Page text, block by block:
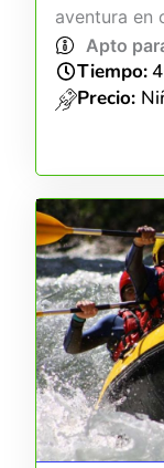
aventura en
Apto
Tiempo:
Precio: